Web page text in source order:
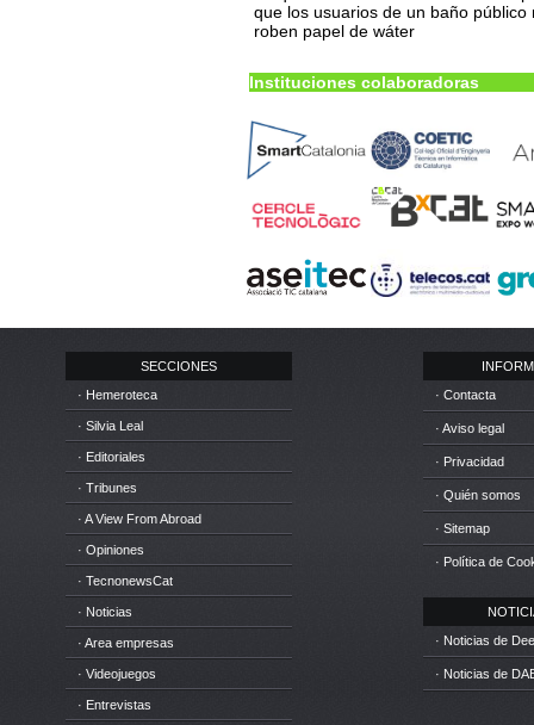
que los usuarios de un baño público
roben papel de wáter
Instituciones colaboradoras
SECCIONES
· Hemeroteca
· Silvia Leal
· Editoriales
· Tribunes
· A View From Abroad
· Opiniones
· TecnonewsCat
· Noticias
· Area empresas
· Videojuegos
· Entrevistas
· Contacta
· Aviso legal
· Privacidad
· Quién somos
· Sitemap
· Política de
· Noticias de
· Noticias de